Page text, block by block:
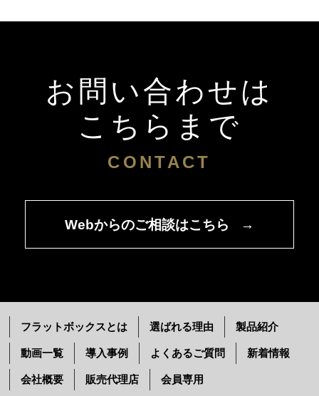
お問い合わせは
こちらまで
CONTACT
Webからのご相談はこちら →
フラットボックスとは 選ばれる理由 製品紹介
動画一覧 導入事例 よくあるご質問 新着情報
会社概要 販売代理店 会員専用